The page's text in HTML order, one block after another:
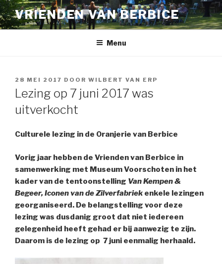
Naar
de
inhoud
VRIENDEN VAN BERBICE
Menu
GEPLAATST
OP
28 MEI 2017 DOOR WILBERT VAN ERP
Lezing op 7 juni 2017 was
uitverkocht
Culturele lezing in de Oranjerie van Berbice
Vorig jaar hebben de Vrienden van Berbice in
samenwerking met Museum Voorschoten in het
kader van de tentoonstelling Van Kempen &
Begeer, Iconen van de Zilverfabriek enkele lezingen
georganiseerd. De belangstelling voor deze
lezing was dusdanig groot dat niet iedereen
gelegenheid heeft gehad er bij aanwezig te zijn.
Daarom is de lezing op 7 juni eenmalig herhaald.